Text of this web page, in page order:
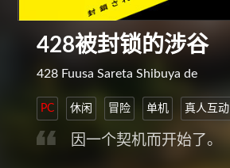
428被封锁的涉谷
428 Fuusa Sareta Shibuya de
PC 休闲 冒险 单机 真人互动
因一个契机而开始了。